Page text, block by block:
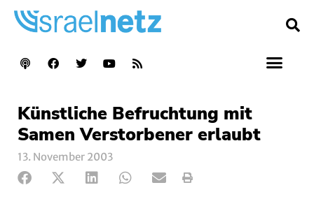
Künstliche Befruchtung mit
Samen Verstorbener erlaubt
13. November 2003